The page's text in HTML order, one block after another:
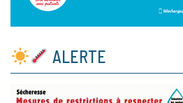
ALERTE